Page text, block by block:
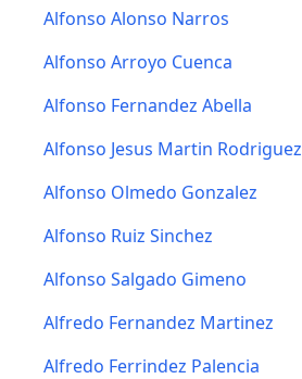
Alfonso Alonso Narros
Alfonso Arroyo Cuenca
Alfonso Fernandez Abella
Alfonso Jesus Martin Rodriguez
Alfonso Olmedo Gonzalez
Alfonso Ruiz Sinchez
Alfonso Salgado Gimeno
Alfredo Fernandez Martinez
Alfredo Ferrindez Palencia